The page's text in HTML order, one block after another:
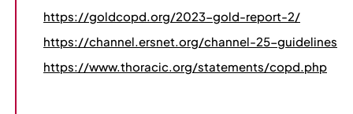
https://goldcopd.org/2023-gold-report-2/
https://channel.ersnet.org/channel-25-guidelines
https://www.thoracic.org/statements/copd.php